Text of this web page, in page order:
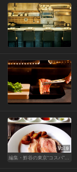
Vol.9